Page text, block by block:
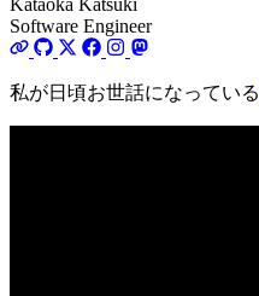
Software Engineer
私が日頃お世話になっている